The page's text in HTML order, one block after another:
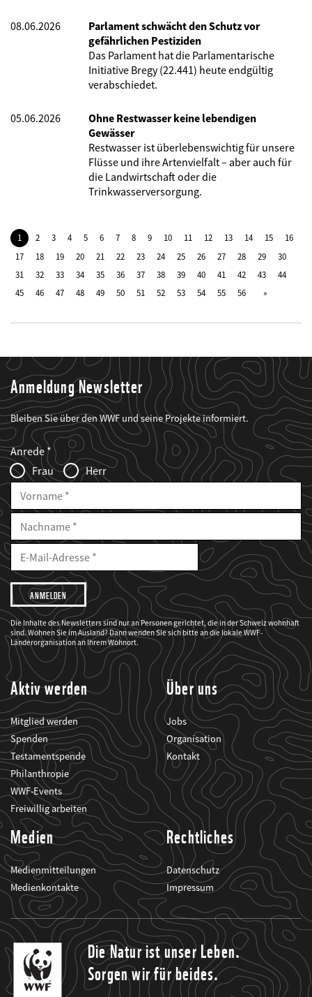
08.06.2026
Parlament schwächt den Schutz vor
gefährlichen Pestiziden
Das Parlament hat die Parlamentarische
Initiative Bregy (22.441) heute endgültig
verabschiedet.
05.06.2026
Ohne Restwasser keine lebendigen
Gewässer
Restwasser ist überlebenswichtig für unsere
Flüsse und ihre Artenvielfalt – aber auch für
die Landwirtschaft oder die
Trinkwasserversorgung.
1 2 3 4 5 6 7 8 9 10 11 12 13 14 15
16
17
18 19 20 21 22 23 24 25 26 27 28 29
30
31
32 33 34 35 36 37 38 39 40 41 42 43
44
45
46 47 48 49 50 51 52 53 54 55 56
Anmeldung Newsletter
Bleiben Sie über den WWF und seine Projekte informiert.
Web2Case
Infofelder
Fieldset
anrede_name
Anrede
Frau
Herr
Vorname
Nachname
E-
Mailadresse
E-
Adresse
Ich
möchte,
dass
der
WWF
mich
über
seine
Projekte
informiert.
Die Inhalte des Newsletters sind nur an Personen gerichtet, die in der Schweiz wohnhaft
sind. Wohnen Sie im Ausland? Dann wenden Sie sich bitte an die lokale WWF-
Länderorganisation an Ihrem Wohnort.
Aktiv werden
Mitglied werden
Spenden
Testamentspende
Philanthropie
WWF-Events
Freiwillig arbeiten
Über uns
Jobs
Organisation
Kontakt
Medien
Medienmitteilungen
Medienkontakte
Rechtliches
Datenschutz
Impressum
Die Natur ist unser Leben.
Sorgen wir für beides.